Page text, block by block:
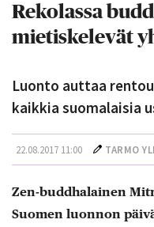
Rekolassa
mietiskelevät
Luonto auttaa
kaikkia suomalaisia
22.08.2017 11:00 TARMO
Zen-buddhalainen
Suomen luonnon